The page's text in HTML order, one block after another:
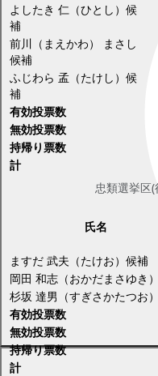
よしたき 仁（ひとし）候
補
前川（まえかわ） まさし
候補
ふじわら 孟（たけし）候
補
有効投票数
無効投票数
持帰り票数
計
忠類選挙区(
氏名
ますだ 武夫（たけお）候補
岡田 和志（おかだまさゆき
杉坂 達男（すぎさかたつお
有効投票数
無効投票数
持帰り票数
計